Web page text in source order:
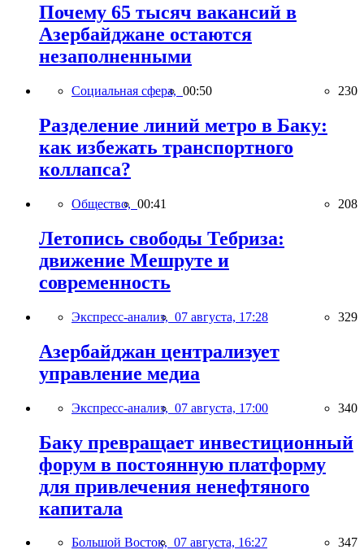
Почему 65 тысяч вакансий в
Азербайджане остаются
незаполненными
Социальная сфера, 00:50 230
Разделение линий метро в Баку:
как избежать транспортного
коллапса?
Общество, 00:41 208
Летопись свободы Тебриза:
движение Мешруте и
современность
Экспресс-анализ, 07 августа, 17:28 329
Азербайджан централизует
управление медиа
Экспресс-анализ, 07 августа, 17:00 340
Баку превращает инвестиционный
форум в постоянную платформу
для привлечения ненефтяного
капитала
Большой Восток, 07 августа, 16:27 347